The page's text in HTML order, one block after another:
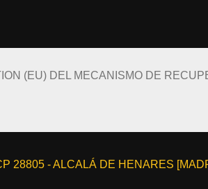
(EU) DEL MECANISMO DE
28805 - ALCALÁ DE HENARES